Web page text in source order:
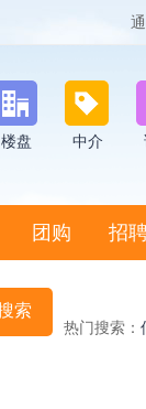
楼盘 中介
团购 招
热门搜索：